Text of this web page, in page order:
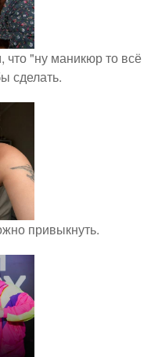
что "ну маникюр то всё
сделать.
привыкнуть.